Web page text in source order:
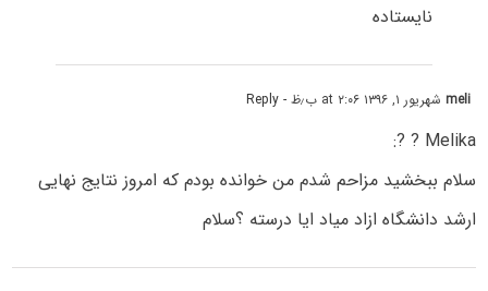
نایستاده
meliشهریور ۱, ۱۳۹۶ at ۲:۰۶ ب٫ظ - Reply
Melika ? ?:
سلام ببخشید مزاحم شدم من خوانده بودم که امروز نتایج نهایی
ارشد دانشگاه ازاد میاد ایا درسته ؟سلام